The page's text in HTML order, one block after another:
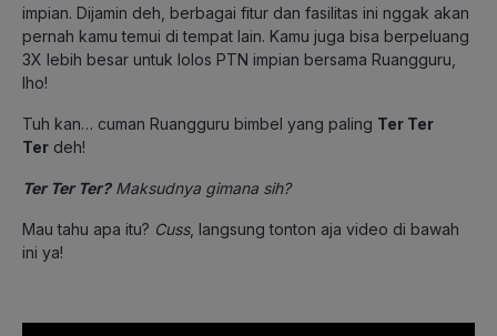
impian. Dijamin deh, berbagai fitur dan fasilitas ini nggak akan
pernah kamu temui di tempat lain. Kamu juga bisa berpeluang
3X lebih besar untuk lolos PTN impian bersama Ruangguru,
lho!
Tuh kan… cuman Ruangguru bimbel yang paling Ter Ter
Ter deh!
Ter Ter Ter?Maksudnya gimana sih?
Mau tahu apa itu? Cuss, langsung tonton aja video di bawah
ini ya!